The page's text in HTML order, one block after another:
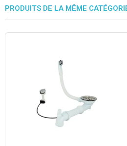
PRODUITS DE LA MÊME